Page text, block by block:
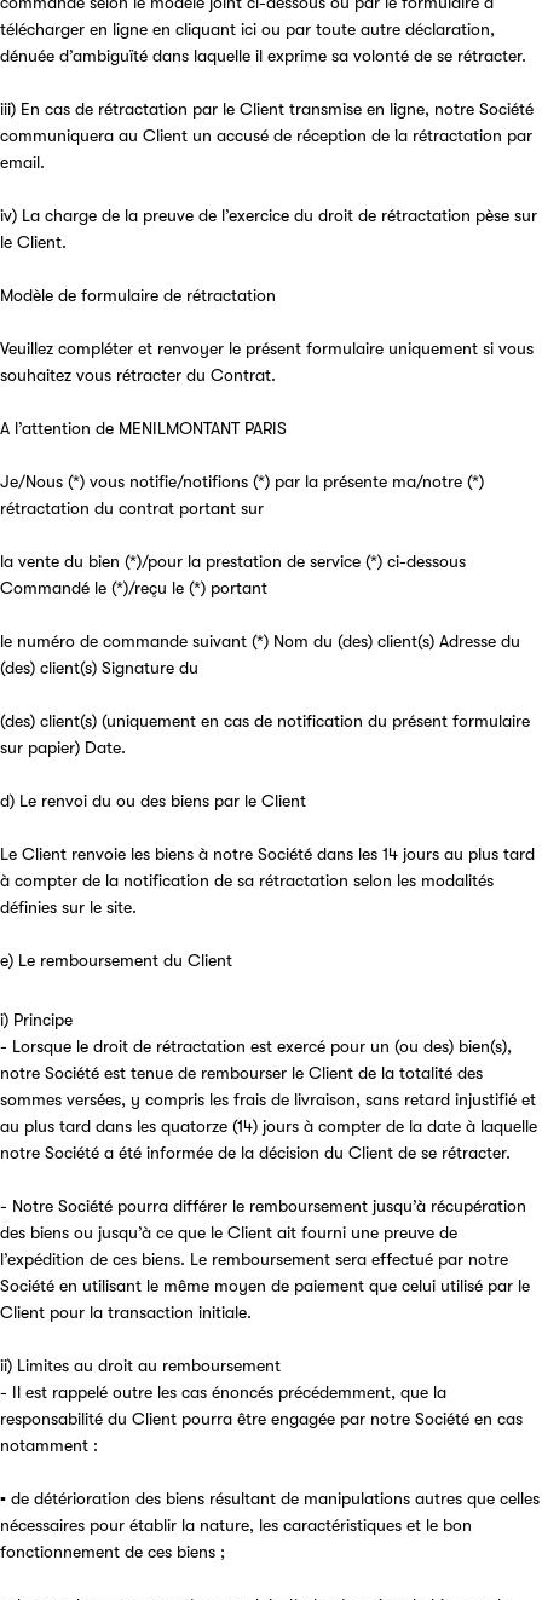
télécharger en ligne en cliquant ici ou par toute autre déclaration,
dénuée d’ambiguïté dans laquelle il exprime sa volonté de se rétracter.
iii) En cas de rétractation par le Client transmise en ligne, notre Société
communiquera au Client un accusé de réception de la rétractation par
email.
iv) La charge de la preuve de l’exercice du droit de rétractation pèse sur
le Client.
Modèle de formulaire de rétractation
Veuillez compléter et renvoyer le présent formulaire uniquement si vous
souhaitez vous rétracter du Contrat.
A l’attention de MENILMONTANT PARIS
Je/Nous (*) vous notifie/notifions (*) par la présente ma/notre (*)
rétractation du contrat portant sur
la vente du bien (*)/pour la prestation de service (*) ci-dessous
Commandé le (*)/reçu le (*) portant
le numéro de commande suivant (*) Nom du (des) client(s) Adresse du
(des) client(s) Signature du
(des) client(s) (uniquement en cas de notification du présent formulaire
sur papier) Date.
d) Le renvoi du ou des biens par le Client
Le Client renvoie les biens à notre Société dans les 14 jours au plus tard
à compter de la notification de sa rétractation selon les modalités
définies sur le site.
e) Le remboursement du Client
i) Principe
- Lorsque le droit de rétractation est exercé pour un (ou des) bien(s),
notre Société est tenue de rembourser le Client de la totalité des
sommes versées, y compris les frais de livraison, sans retard injustifié et
au plus tard dans les quatorze (14) jours à compter de la date à laquelle
notre Société a été informée de la décision du Client de se rétracter.
- Notre Société pourra différer le remboursement jusqu’à récupération
des biens ou jusqu’à ce que le Client ait fourni une preuve de
l’expédition de ces biens. Le remboursement sera effectué par notre
Société en utilisant le même moyen de paiement que celui utilisé par le
Client pour la transaction initiale.
ii) Limites au droit au remboursement
- Il est rappelé outre les cas énoncés précédemment, que la
responsabilité du Client pourra être engagée par notre Société en cas
notamment :
▪ de détérioration des biens résultant de manipulations autres que celles
nécessaires pour établir la nature, les caractéristiques et le bon
fonctionnement de ces biens ;